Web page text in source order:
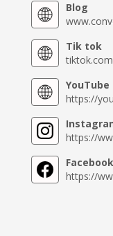
Blog
Tik tok
YouTube
https://
https://
Facebook
https://